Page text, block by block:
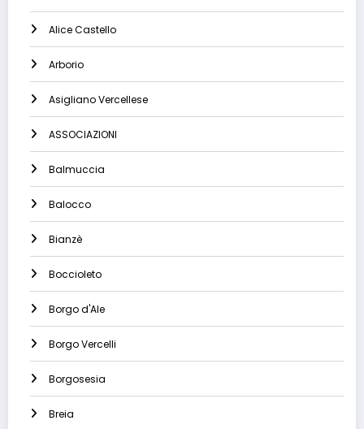
Alice Castello
Arborio
Asigliano Vercellese
ASSOCIAZIONI
Balmuccia
Balocco
Bianzè
Boccioleto
Borgo d'Ale
Borgo Vercelli
Borgosesia
Breia